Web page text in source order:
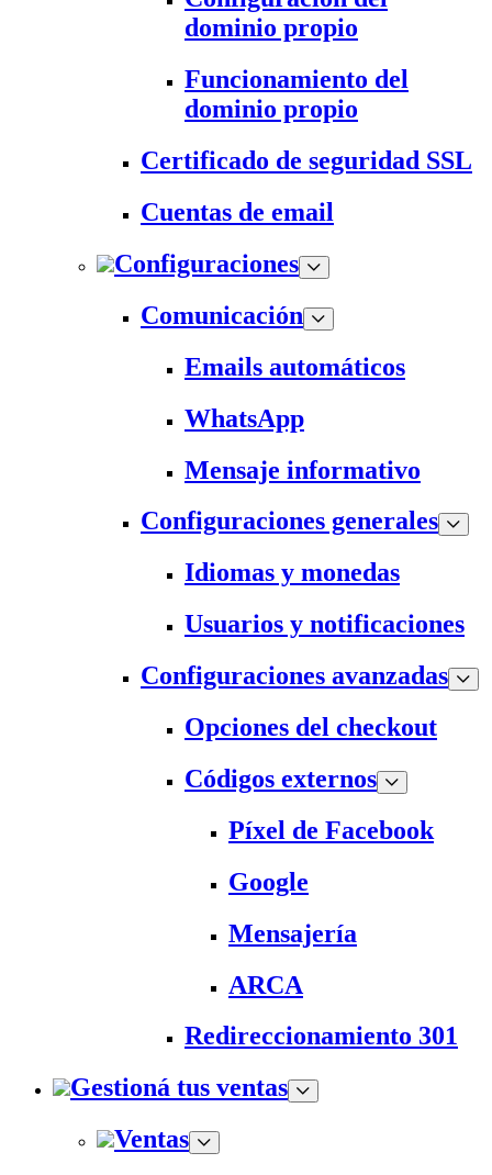
dominio propio
Funcionamiento del
dominio propio
Certificado de seguridad SSL
Cuentas de email
Configuraciones
Comunicación
Emails automáticos
WhatsApp
Mensaje informativo
Configuraciones generales
Idiomas y monedas
Usuarios y notificaciones
Configuraciones avanzadas
Opciones del checkout
Códigos externos
Píxel de Facebook
Google
Mensajería
ARCA
Redireccionamiento 301
Gestioná tus ventas
Ventas